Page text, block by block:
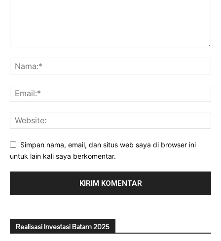
Simpan nama, email, dan situs web saya di browser ini
untuk lain kali saya berkomentar.
Realisasi Investasi Batam 2025